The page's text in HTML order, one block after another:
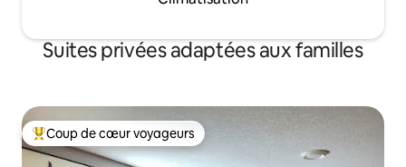
Suites privées adaptées aux familles
Coup de cœur voyageurs parmi les plus aimés
Coup de cœur voyageurs